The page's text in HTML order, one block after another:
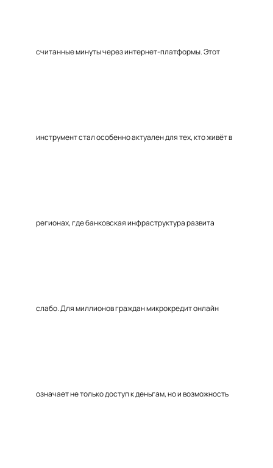
считанные минуты через интернет-платформы. Этот
инструмент стал особенно актуален для тех, кто живёт в
регионах, где банковская инфраструктура развита
слабо. Для миллионов граждан микрокредит онлайн
означает не только доступ к деньгам, но и возможность